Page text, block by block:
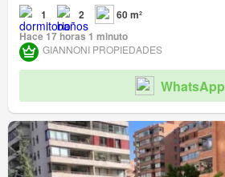
1 2
60 m²
Hace 17 horas 1 minuto
GIANNONI PROPIEDADES
WhatsApp